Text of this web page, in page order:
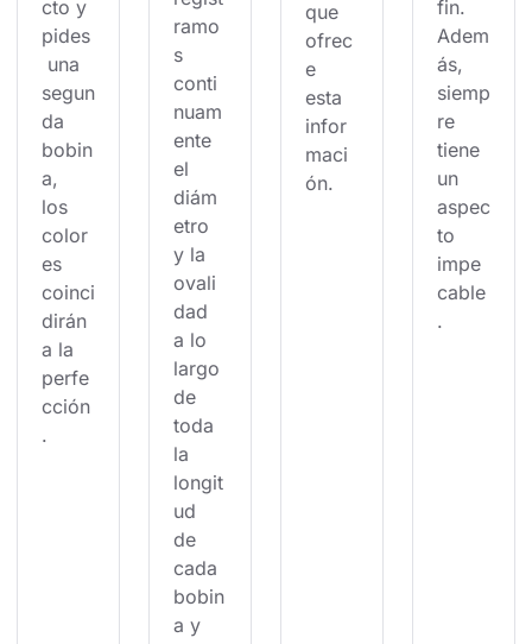
cto y
pides
una
segun
da
bobin
a,
los
color
es
coinci
dirán
a la
perfe
cción
.
ramo
s
conti
nuam
ente
el
diám
etro
y la
ovali
dad
a lo
largo
de
toda
la
longit
ud
de
cada
bobin
a y
que
ofrec
e
esta
infor
maci
ón.
fin.
Adem
ás,
siemp
re
tiene
un
aspec
to
impe
cable
.